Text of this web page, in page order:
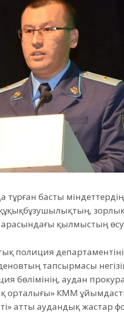
тұрған басты
қылмыстың
полиция
тапсырмасы
бөлімінің, аудан
орталығы» КММ
атты аудандық жастар